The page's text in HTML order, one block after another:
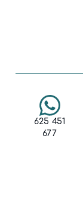
625 451
677